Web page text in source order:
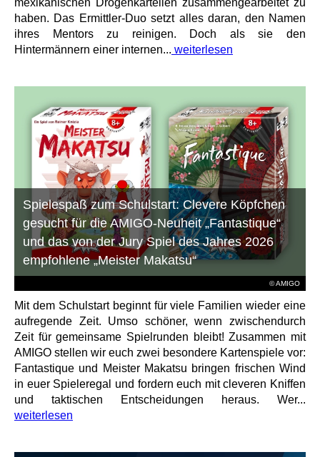
haben. Das Ermittler-Duo setzt alles daran, den Namen
ihres Mentors zu reinigen. Doch als sie den
Hintermännern einer internen... weiterlesen
© AMIGO
Spielespaß zum Schulstart: Clevere Köpfchen
gesucht für die AMIGO-Neuheit „Fantastique“
und das von der Jury Spiel des Jahres 2026
empfohlene „Meister Makatsu“
Mit dem Schulstart beginnt für viele Familien wieder eine
aufregende Zeit. Umso schöner, wenn zwischendurch
Zeit für gemeinsame Spielrunden bleibt! Zusammen mit
AMIGO stellen wir euch zwei besondere Kartenspiele vor:
Fantastique und Meister Makatsu bringen frischen Wind
in euer Spieleregal und fordern euch mit cleveren Kniffen
und taktischen Entscheidungen heraus. Wer...
weiterlesen